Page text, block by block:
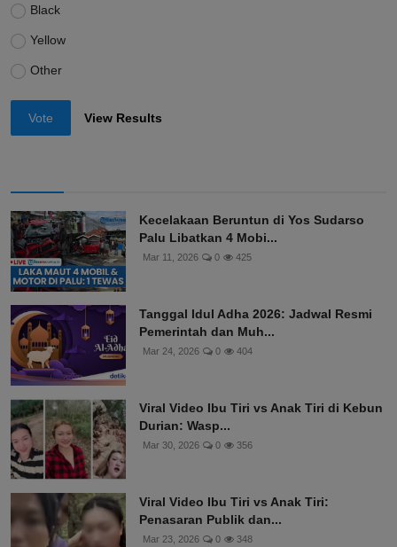
Black
Yellow
Other
Vote View Results
Kecelakaan Beruntun di Yos Sudarso
Palu Libatkan 4 Mobi...
Mar 11, 2026 0 425
Tanggal Idul Adha 2026: Jadwal Resmi
Pemerintah dan Muh...
Mar 24, 2026 0 404
Viral Video Ibu Tiri vs Anak Tiri di Kebun
Durian: Wasp...
Mar 30, 2026 0 356
Viral Video Ibu Tiri vs Anak Tiri:
Penasaran Publik dan...
Mar 23, 2026 0 348